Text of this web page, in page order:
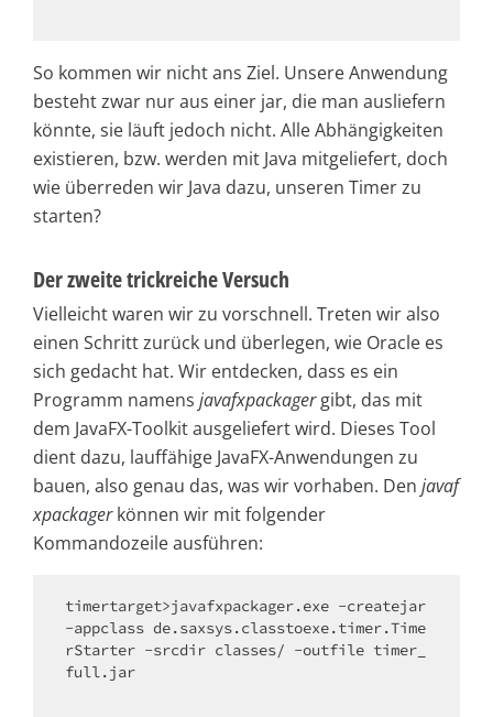
So kommen wir nicht ans Ziel. Unsere Anwendung
besteht zwar nur aus einer jar, die man ausliefern
könnte, sie läuft jedoch nicht. Alle Abhängigkeiten
existieren, bzw. werden mit Java mitgeliefert, doch
wie überreden wir Java dazu, unseren Timer zu
starten?
Der zweite trickreiche Versuch
Vielleicht waren wir zu vorschnell. Treten wir also
einen Schritt zurück und überlegen, wie Oracle es
sich gedacht hat. Wir entdecken, dass es ein
Programm namens javafxpackagergibt, das mit
dem JavaFX-Toolkit ausgeliefert wird. Dieses Tool
dient dazu, lauffähige JavaFX-Anwendungen zu
bauen, also genau das, was wir vorhaben. Den javaf
xpackagerkönnen wir mit folgender
Kommandozeile ausführen:
timertarget>javafxpackager.exe -createjar
-appclass de.saxsys.classtoexe.timer.Time
rStarter -srcdir classes/ -outfile timer_
full.jar